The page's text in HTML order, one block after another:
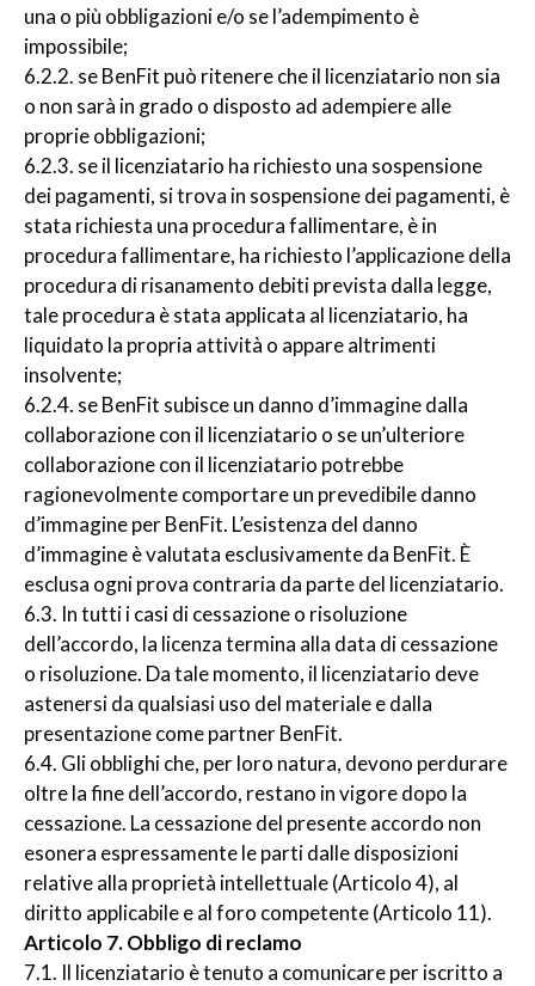
una o più obbligazioni e/o se l’adempimento è
impossibile;
6.2.2. se BenFit può ritenere che il licenziatario non sia
o non sarà in grado o disposto ad adempiere alle
proprie obbligazioni;
6.2.3. se il licenziatario ha richiesto una sospensione
dei pagamenti, si trova in sospensione dei pagamenti, è
stata richiesta una procedura fallimentare, è in
procedura fallimentare, ha richiesto l’applicazione della
procedura di risanamento debiti prevista dalla legge,
tale procedura è stata applicata al licenziatario, ha
liquidato la propria attività o appare altrimenti
insolvente;
6.2.4. se BenFit subisce un danno d’immagine dalla
collaborazione con il licenziatario o se un’ulteriore
collaborazione con il licenziatario potrebbe
ragionevolmente comportare un prevedibile danno
d’immagine per BenFit. L’esistenza del danno
d’immagine è valutata esclusivamente da BenFit. È
esclusa ogni prova contraria da parte del licenziatario.
6.3. In tutti i casi di cessazione o risoluzione
dell’accordo, la licenza termina alla data di cessazione
o risoluzione. Da tale momento, il licenziatario deve
astenersi da qualsiasi uso del materiale e dalla
presentazione come partner BenFit.
6.4. Gli obblighi che, per loro natura, devono perdurare
oltre la fine dell’accordo, restano in vigore dopo la
cessazione. La cessazione del presente accordo non
esonera espressamente le parti dalle disposizioni
relative alla proprietà intellettuale (Articolo 4), al
diritto applicabile e al foro competente (Articolo 11).
Articolo 7. Obbligo di reclamo
7.1. Il licenziatario è tenuto a comunicare per iscritto a